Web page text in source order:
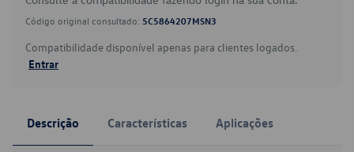
Código original consultado: 5C5864207MSN3
Compatibilidade disponível apenas para clientes logados.
Entrar
Descrição Características Aplicações